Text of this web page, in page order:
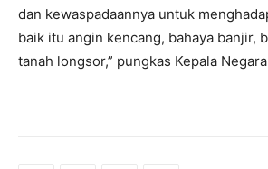
dan kewaspadaannya untuk
baik itu angin kencang, bahaya banjir,
tanah longsor,” pungkas Kepala